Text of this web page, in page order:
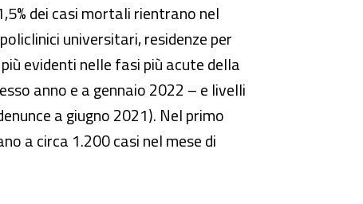
dei casi mortali rientrano nel
universitari, residenze per
evidenti nelle fasi più acute della
anno e a gennaio 2022 – e livelli
a giugno 2021). Nel primo
a circa 1.200 casi nel mese di